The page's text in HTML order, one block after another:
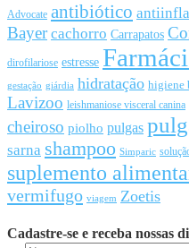
Advocate antibiótico
Bayer cachorro Carrapatos
dirofilariose estresse
gestação giárdia hidratação higiene
Lavizoo leishmaniose visceral canina
cheiroso piolho pulgas
sarna shampoo Simparic
suplemento
vermifugo viagem Zoetis
Cadastre-se e receba nossas